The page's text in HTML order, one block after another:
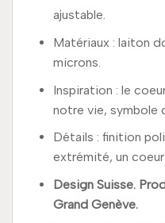
ajustable.
Matériaux : laiton
microns.
Inspiration : le
notre vie, symbole
Détails : finition
extrémité, un
Design Suisse.
Grand Genève.